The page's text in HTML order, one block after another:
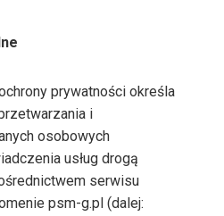
prywatności określa
i
osobowych
usług drogą
serwisu
psm-g.pl (dalej: